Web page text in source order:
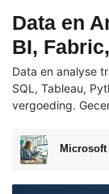
Data en
BI,
Data en analyse
SQL, Tableau,
vergoeding.
Microsoft